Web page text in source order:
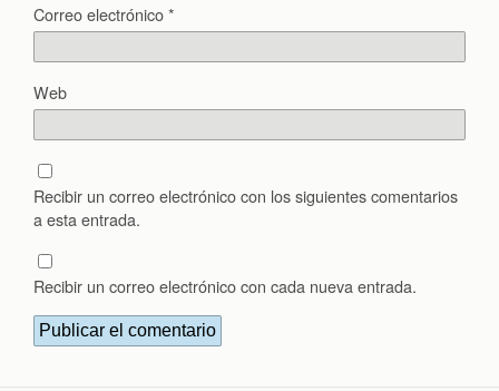
Correo electrónico*
Web
Recibir un correo electrónico con los siguientes comentarios
a esta entrada.
Recibir un correo electrónico con cada nueva entrada.